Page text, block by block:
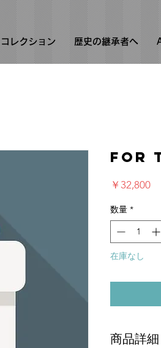
コレクション 歴史の継承者へ
for t
￥32,800価
数量 *
在庫なし
商品詳細